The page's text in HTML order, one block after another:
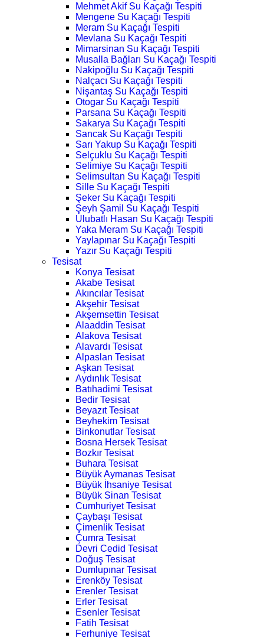
Mehmet Akif Su Kaçağı Tespiti
Mengene Su Kaçağı Tespiti
Meram Su Kaçağı Tespiti
Mevlana Su Kaçağı Tespiti
Mimarsinan Su Kaçağı Tespiti
Musalla Bağları Su Kaçağı Tespiti
Nakipoğlu Su Kaçağı Tespiti
Nalçacı Su Kaçağı Tespiti
Nişantaş Su Kaçağı Tespiti
Otogar Su Kaçağı Tespiti
Parsana Su Kaçağı Tespiti
Sakarya Su Kaçağı Tespiti
Sancak Su Kaçağı Tespiti
Sarı Yakup Su Kaçağı Tespiti
Selçuklu Su Kaçağı Tespiti
Selimiye Su Kaçağı Tespiti
Selimsultan Su Kaçağı Tespiti
Sille Su Kaçağı Tespiti
Şeker Su Kaçağı Tespiti
Şeyh Şamil Su Kaçağı Tespiti
Ulubatlı Hasan Su Kaçağı Tespiti
Yaka Meram Su Kaçağı Tespiti
Yaylapınar Su Kaçağı Tespiti
Yazır Su Kaçağı Tespiti
Tesisat
Konya Tesisat
Akabe Tesisat
Akıncılar Tesisat
Akşehir Tesisat
Akşemsettin Tesisat
Alaaddin Tesisat
Alakova Tesisat
Alavardı Tesisat
Alpaslan Tesisat
Aşkan Tesisat
Aydınlık Tesisat
Batıhadimi Tesisat
Bedir Tesisat
Beyazıt Tesisat
Beyhekim Tesisat
Binkonutlar Tesisat
Bosna Hersek Tesisat
Bozkır Tesisat
Buhara Tesisat
Büyük Aymanas Tesisat
Büyük İhsaniye Tesisat
Büyük Sinan Tesisat
Cumhuriyet Tesisat
Çaybaşı Tesisat
Çimenlik Tesisat
Çumra Tesisat
Devri Cedid Tesisat
Doğuş Tesisat
Dumlupınar Tesisat
Erenköy Tesisat
Erenler Tesisat
Erler Tesisat
Esenler Tesisat
Fatih Tesisat
Ferhuniye Tesisat